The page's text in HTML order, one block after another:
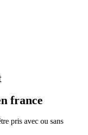
france
pris avec ou sans